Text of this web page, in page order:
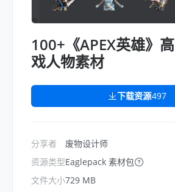
100+《APEX英雄》
戏人物素材
下载资源497
分享者
资源类型
文件大小
废物设计师
Eaglepack 素材包
729 MB